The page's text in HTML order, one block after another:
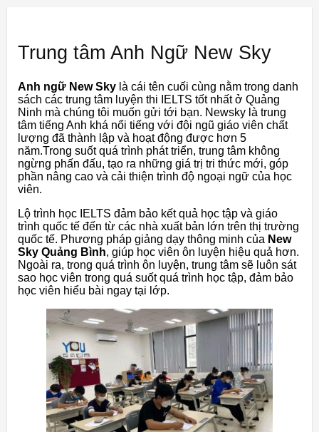
Trung tâm Anh Ngữ New Sky
Anh ngữ New Sky là cái tên cuối cùng nằm trong danh
sách các trung tâm luyện thi IELTS tốt nhất ở Quảng
Ninh mà chúng tôi muốn gửi tới bạn. Newsky là trung
tâm tiếng Anh khá nổi tiếng với đội ngũ giáo viên chất
lượng đã thành lập và hoạt động được hơn 5
năm.Trong suốt quá trình phát triển, trung tâm không
ngừng phấn đấu, tạo ra những giá trị tri thức mới, góp
phần nâng cao và cải thiện trình độ ngoại ngữ của học
viên.
Lộ trình học IELTS đảm bảo kết quả học tập và giáo
trình quốc tế đến từ các nhà xuất bản lớn trên thị trường
quốc tế. Phương pháp giảng dạy thông minh của New
Sky Quảng Bình, giúp học viên ôn luyện hiệu quả hơn.
Ngoài ra, trong quá trình ôn luyện, trung tâm sẽ luôn sát
sao học viên trong quá suốt quá trình học tập, đảm bảo
học viên hiểu bài ngay tại lớp.